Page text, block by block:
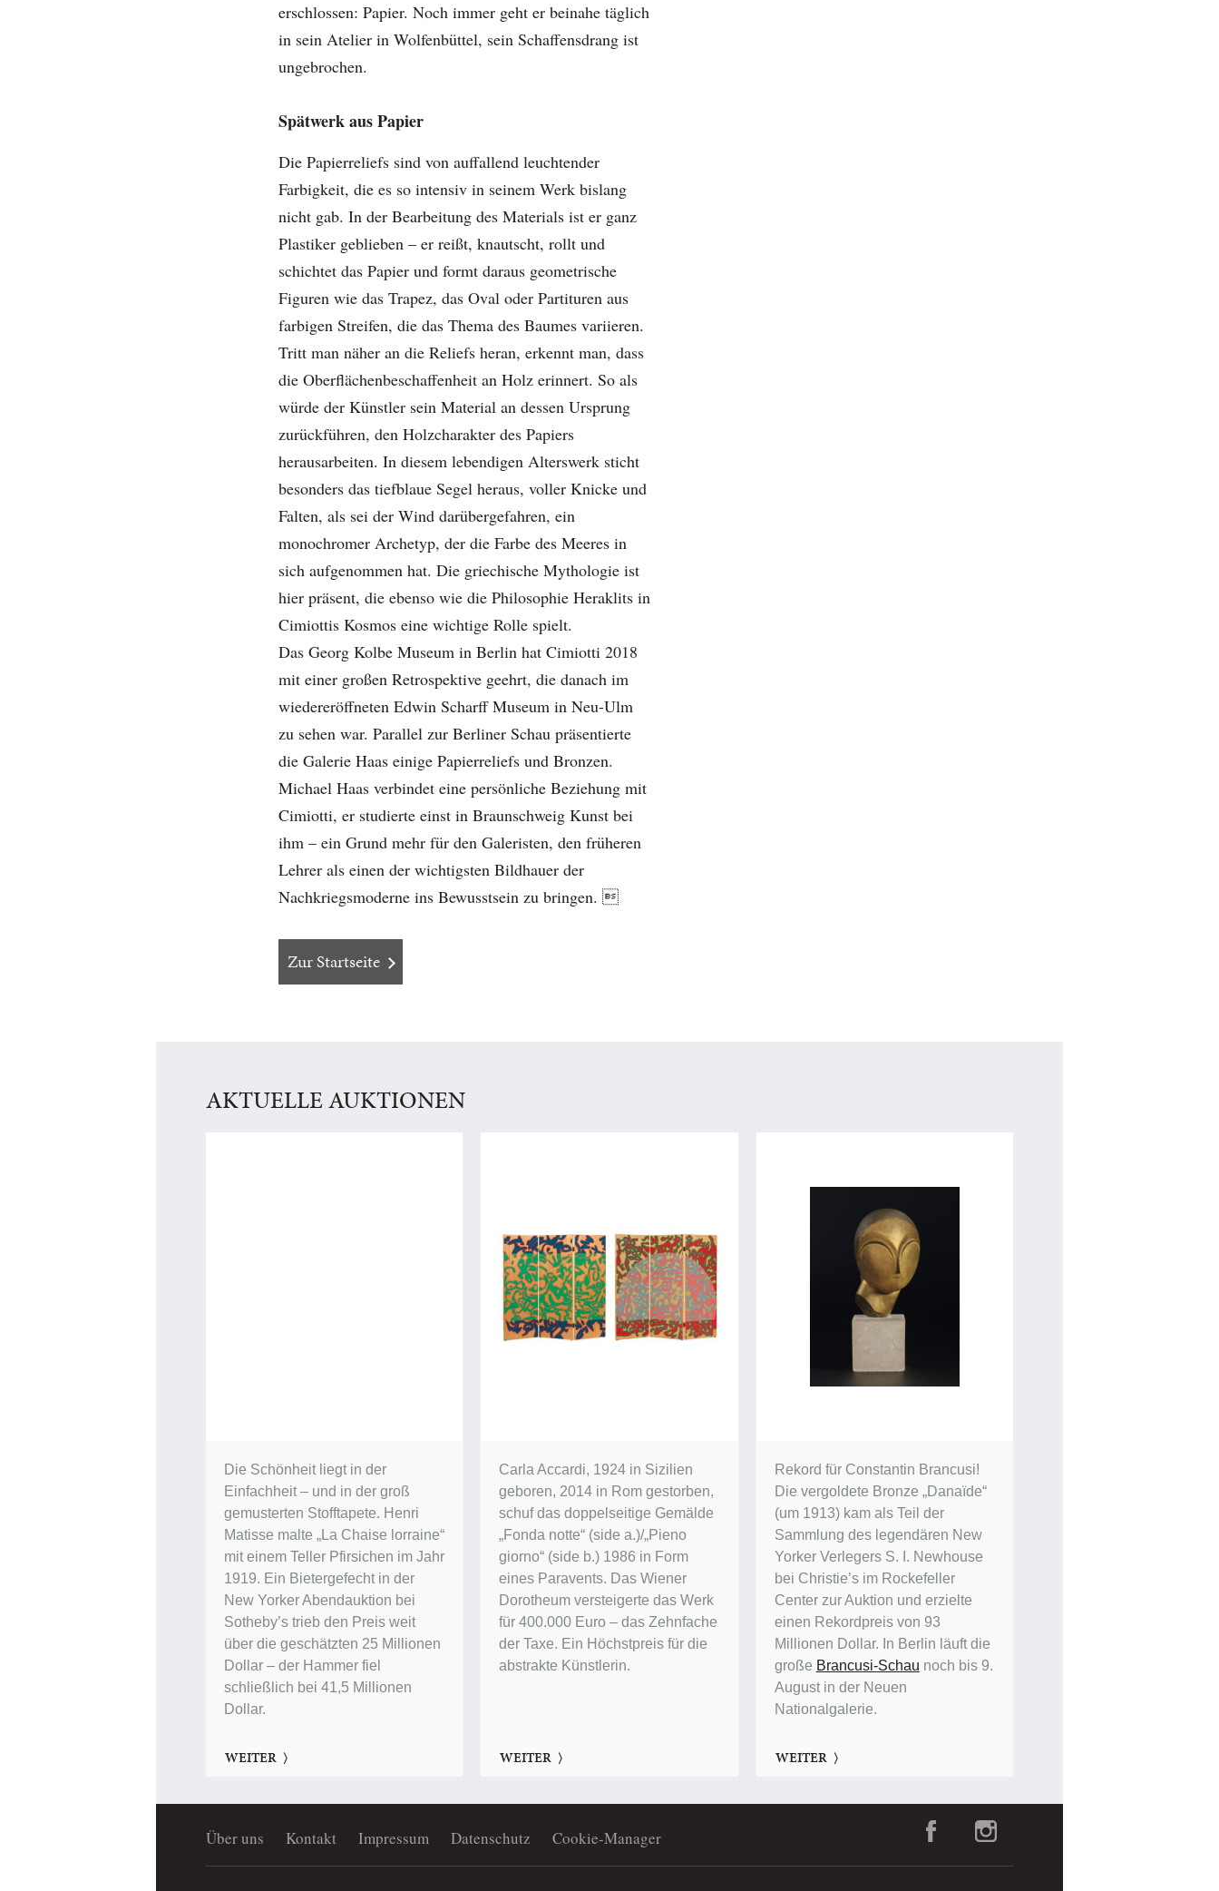
erschlossen: Papier. Noch immer geht er beinahe täglich
in sein Atelier in Wolfenbüttel, sein Schaffensdrang ist
ungebrochen.
Spätwerk aus Papier
Die Papierreliefs sind von auffallend leuchtender
Farbigkeit, die es so intensiv in seinem Werk bislang
nicht gab. In der Bearbeitung des Materials ist er ganz
Plastiker geblieben – er reißt, knautscht, rollt und
schichtet das Papier und formt daraus geometrische
Figuren wie das Trapez, das Oval oder Partituren aus
farbigen Streifen, die das Thema des Baumes variieren.
Tritt man näher an die Reliefs heran, erkennt man, dass
die Oberflächenbeschaffenheit an Holz erinnert. So als
würde der Künstler sein Material an dessen Ursprung
zurückführen, den Holzcharakter des Papiers
herausarbeiten. In diesem lebendigen Alterswerk sticht
besonders das tiefblaue Segel heraus, voller Knicke und
Falten, als sei der Wind darübergefahren, ein
monochromer Archetyp, der die Farbe des Meeres in
sich aufgenommen hat. Die griechische Mythologie ist
hier präsent, die ebenso wie die Philosophie Heraklits in
Cimiottis Kosmos eine wichtige Rolle spielt.
Das Georg Kolbe Museum in Berlin hat Cimiotti 2018
mit einer großen Retrospektive geehrt, die danach im
wiedereröffneten Edwin Scharff Museum in Neu-Ulm
zu sehen war. Parallel zur Berliner Schau präsentierte
die Galerie Haas einige Papier­reliefs und Bronzen.
Michael Haas verbindet eine persönliche Beziehung mit
Cimiotti, er studierte einst in Braunschweig Kunst bei
ihm – ein Grund mehr für den Galeristen, den früheren
Lehrer als einen der wichtigsten Bildhauer der
Nachkriegsmoderne ins Bewusstsein zu bringen. 
Zur Startseite
AKTUELLE AUKTIONEN
Die Schönheit liegt in der
Einfachheit – und in der groß
gemusterten Stofftapete. Henri
Matisse malte „La Chaise lorraine“
mit einem Teller Pfirsichen im Jahr
1919. Ein Bietergefecht in der
New Yorker Abendauktion bei
Sotheby’s trieb den Preis weit
über die geschätzten 25 Millionen
Dollar – der Hammer fiel
schließlich bei 41,5 Millionen
Dollar.
WEITER
Carla Accardi, 1924 in Sizilien
geboren, 2014 in Rom gestorben,
schuf das doppelseitige Gemälde
„Fonda notte“ (side a.)/„Pieno
giorno“ (side b.) 1986 in Form
eines Paravents. Das Wiener
Dorotheum versteigerte das Werk
für 400.000 Euro – das Zehnfache
der Taxe. Ein Höchstpreis für die
abstrakte Künstlerin.
WEITER
Rekord für Constantin Brancusi!
Die vergoldete Bronze „Danaïde“
(um 1913) kam als Teil der
Sammlung des legendären New
Yorker Verlegers S. I. Newhouse
bei Christie’s im Rockefeller
Center zur Auktion und erzielte
einen Rekordpreis von 93
Millionen Dollar. In Berlin läuft die
große Brancusi-Schau noch bis 9.
August in der Neuen
Nationalgalerie.
WEITER
Über uns Kontakt Impressum Datenschutz Cookie-Manager